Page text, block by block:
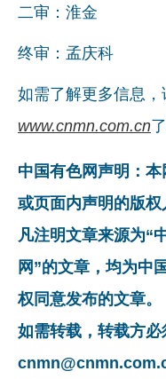
二审：淮金
终审：孟庆科
如需了解更多信息，
www.cnmn.com.cn
中国有色网声明：
或页面内声明的版权
凡注明文章来源为“
网”的文章，均为中
权同意发布的文章。
如需转载，转载方必